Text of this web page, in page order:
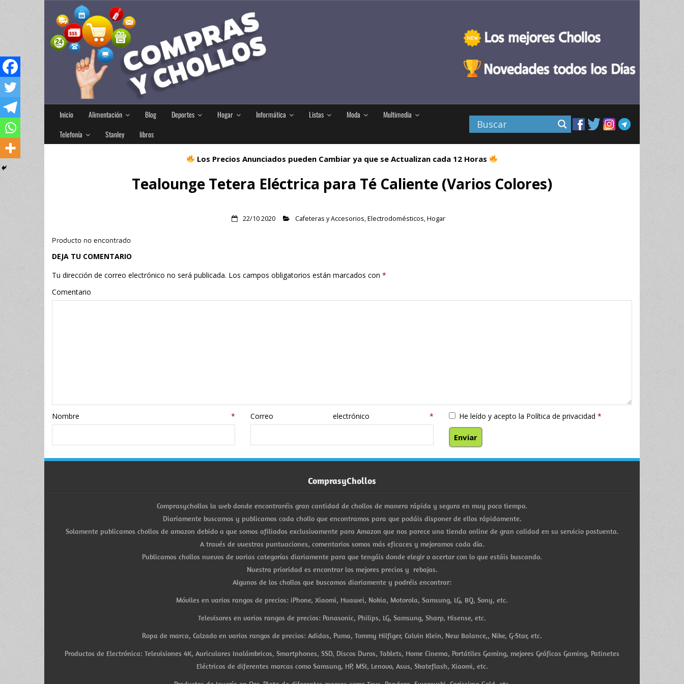
Inicio Alimentación Blog Deportes Hogar Informática Listas Moda
Multimedia
Telefonía
Stanley libros
Los Precios Anunciados pueden Cambiar ya que se Actualizan cada 12 Horas
Tealounge Tetera Eléctrica para Té Caliente (Varios Colores)
22/10 2020 Cafeteras y Accesorios,Electrodomésticos,Hogar
Producto no encontrado
DEJA TU COMENTARIO
Tu dirección de correo electrónico no será publicada. Los campos obligatorios están marcados con *
Comentario
Nombre* Correo electrónico* He leído y acepto la Política de privacidad *
ComprasyChollos
Comprasychollos la web donde encontraréis gran cantidad de chollos de manera rápida y segura en muy poco tiempo.
Diariamente buscamos y publicamos cada chollo que encontramos para que podáis disponer de ellos rápidamente.
Solamente publicamos chollos de amazon debido a que somos afiliados exclusivamente para Amazon que nos parece una tienda online de gran calidad en su servicio postventa.
A través de vuestras puntuaciones, comentarios somos más eficaces y mejoramos cada día.
Publicamos chollos nuevos de varias categorías diariamente para que tengáis donde elegir o acertar con lo que estáis buscando.
Nuestra prioridad es encontrar los mejores precios y rebajas.
Algunos de los chollos que buscamos diariamente y podréis encontrar:
Móviles en varios rangos de precios: iPhone, Xiaomi, Huawei, Nokia, Motorola, Samsung, LG, BQ, Sony, etc.
Televisores en varios rangos de precios: Panasonic, Philips, LG, Samsung, Sharp, Hisense, etc.
Ropa de marca, Calzado en varios rangos de precios: Adidas, Puma, Tommy Hilfiger, Calvin Klein, New Balance,, Nike, G-Star, etc.
Productos de Electrónica: Televisiones 4K, Auriculares Inalámbricos, Smartphones, SSD, Discos Duros, Tablets, Home Cinema, Portátiles Gaming, mejores Gráficas Gaming, Patinetes
Eléctricos de diferentes marcas como Samsung, HP, MSI, Lenovo, Asus, Skateflash, Xiaomi, etc.